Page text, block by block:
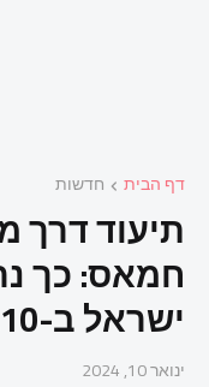
דף הבית חדשות
תיעוד דרך
חמאס: כך
ישראל ב-7.10
ינואר 10, 2024